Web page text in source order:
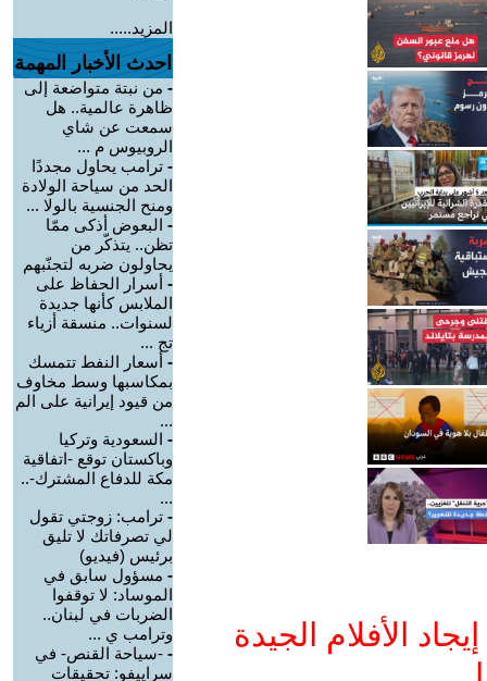
الأفلام الجيدة
المزيد.....
احدث الأخبار المهمة
- من نبتة متواضعة إلى
ظاهرة عالمية.. هل
سمعت عن شاي
الروبيوس م ...
- ترامب يحاول مجددًا
الحد من سياحة الولادة
ومنح الجنسية بالولا ...
- البعوض أذكى ممّا
تظن.. يتذكّر من
يحاولون ضربه لتجنّبهم
- أسرار الحفاظ على
الملابس كأنها جديدة
لسنوات.. منسقة أزياء
تج ...
- أسعار النفط تتمسك
بمكاسبها وسط مخاوف
من قيود إيرانية على الم
...
- السعودية وتركيا
وباكستان توقع -اتفاقية
مكة للدفاع المشترك-..
...
- ترامب: زوجتي تقول
لي تصرفاتك لا تليق
برئيس (فيديو)
- مسؤول سابق في
الموساد: لا توقفوا
الضربات في لبنان..
وترامب ي ...
- -سياحة القنص- في
سراييفو: تحقيقات